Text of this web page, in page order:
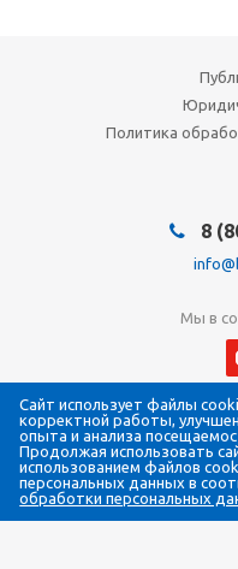
Политика
8
Мы в
© 2026
Интернет-магазин
Все
ИП Густова
ИНН
ОГРНИП
Сайт использует файлы
корректной работы,
опыта и анализа
Продолжая использовать
использованием файлов
персональных данных в
обработки персональных